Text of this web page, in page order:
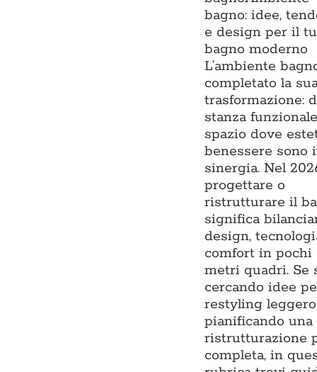
bagno: idee,
e design per il
bagno moderno
L’ambiente
completato la
trasformazione:
stanza
spazio dove
benessere sono
sinergia. Nel
progettare o
ristrutturare il
significa
design,
comfort in pochi
metri quadri. Se
cercando idee
restyling
pianificando una
ristrutturazione
completa, in